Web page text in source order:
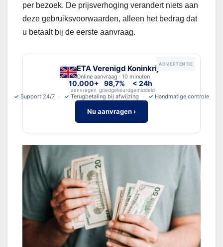
per bezoek. De prijsverhoging verandert niets aan
deze gebruiksvoorwaarden, alleen het bedrag dat
u betaalt bij de eerste aanvraag.
ADVERTENTIE
ETA Verenigd Koninkrijk
Online aanvraag · 10 minuten
10.000+
aanvragen
98,7%
goedgekeurd
< 24h
gemiddeld
✓ Support 24/7 ✓ Terugbetaling bij afwijzing ✓ Handmatige controle
Nu aanvragen ›